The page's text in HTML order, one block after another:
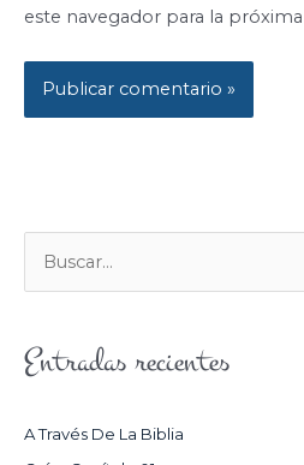
este navegador para la
U
C
Entradas recientes
A Través De La Biblia